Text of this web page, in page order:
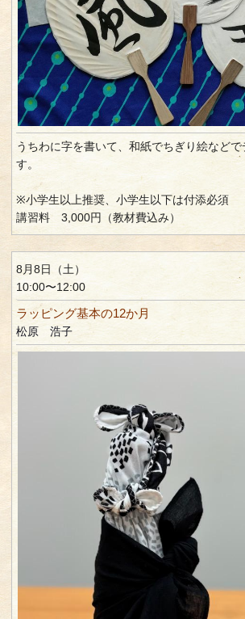
うちわに字を書いて、和紙でちぎり絵などで
す。
※小学生以上推奨、小学生以下は付添必須
講習料 3,000円（教材費込み）
8月8日（土）
10:00〜12:00
ラッピング基本の12か月
松原 浩子